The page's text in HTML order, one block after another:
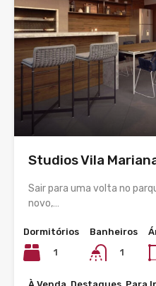
Studios Vila
Sair para uma volta no
novo,…
Dormitórios
1
Banheiros
1